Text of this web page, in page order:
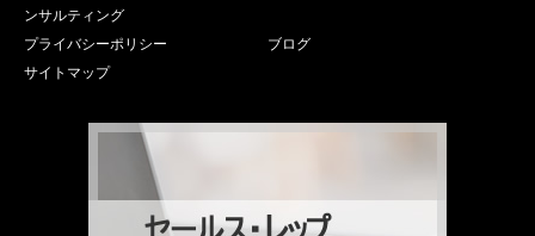
ンサルティング
プライバシーポリシー
ブログ
サイトマップ